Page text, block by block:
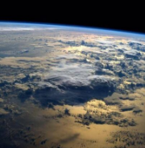
球影響力大獎的 20 萬
學，以表揚雙方在解